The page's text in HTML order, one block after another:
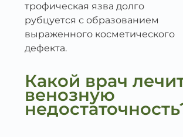
трофическая язва долго
рубцуется с образованием
выраженного косметического
дефекта.
Какой врач
венозную